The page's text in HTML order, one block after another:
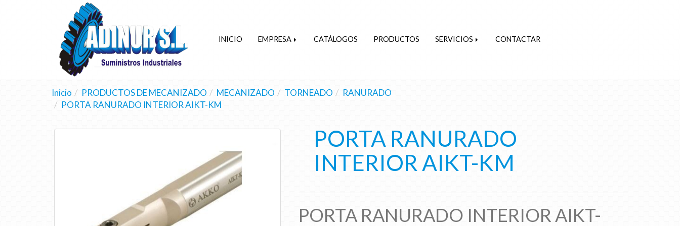
INICIO EMPRESA CATÁLOGOS PRODUCTOS SERVICIOS CONTACTAR
Inicio PRODUCTOS DE MECANIZADO MECANIZADO TORNEADO
RANURADO
PORTA RANURADO INTERIOR AIKT-KM
PORTA RANURADO
INTERIOR AIKT-KM
PORTA RANURADO INTERIOR AIKT-